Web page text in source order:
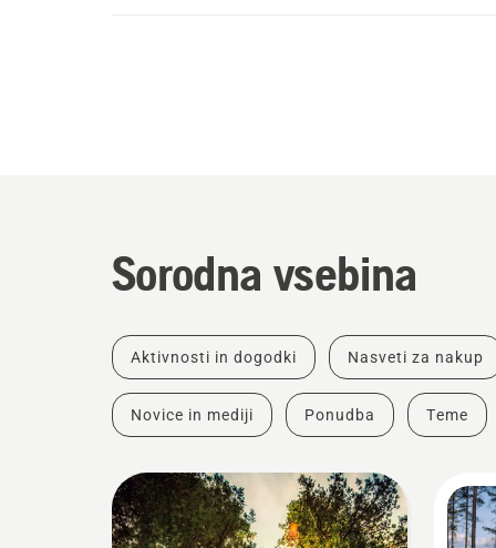
Sorodna vsebina
Aktivnosti in dogodki Nasveti za nakup
Novice in mediji Ponudba Teme